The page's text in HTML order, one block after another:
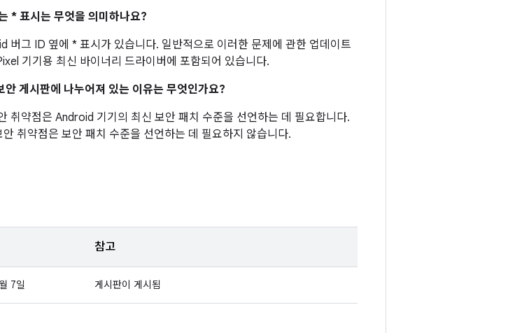
* 표시는 무엇을 의미하나요?
버그 ID 옆에 * 표시가 있습니다. 일반적으로 이러한 문제에 관한 업데이트
기기용 최신 바이너리 드라이버에 포함되어 있습니다.
게시판에 나누어져 있는 이유는 무엇인가요?
취약점은 Android 기기의 최신 보안 패치 수준을 선언하는 데 필요합니다.
취약점은 보안 패치 수준을 선언하는 데 필요하지 않습니다.
참고
7일 게시판이 게시됨